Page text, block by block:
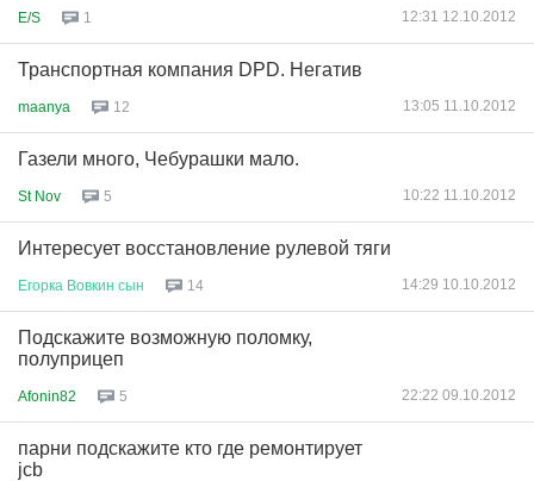
E/S 1 12:31 12.10.2012
Транспортная компания DPD. Негатив
maanya 12 13:05 11.10.2012
Газели много, Чебурашки мало.
St Nov 5 10:22 11.10.2012
Интересует восстановление рулевой тяги
Егорка Вовкин сын 14 14:29 10.10.2012
Подскажите возможную поломку,
полуприцеп
Afonin82 5 22:22 09.10.2012
парни подскажите кто где ремонтирует
jcb